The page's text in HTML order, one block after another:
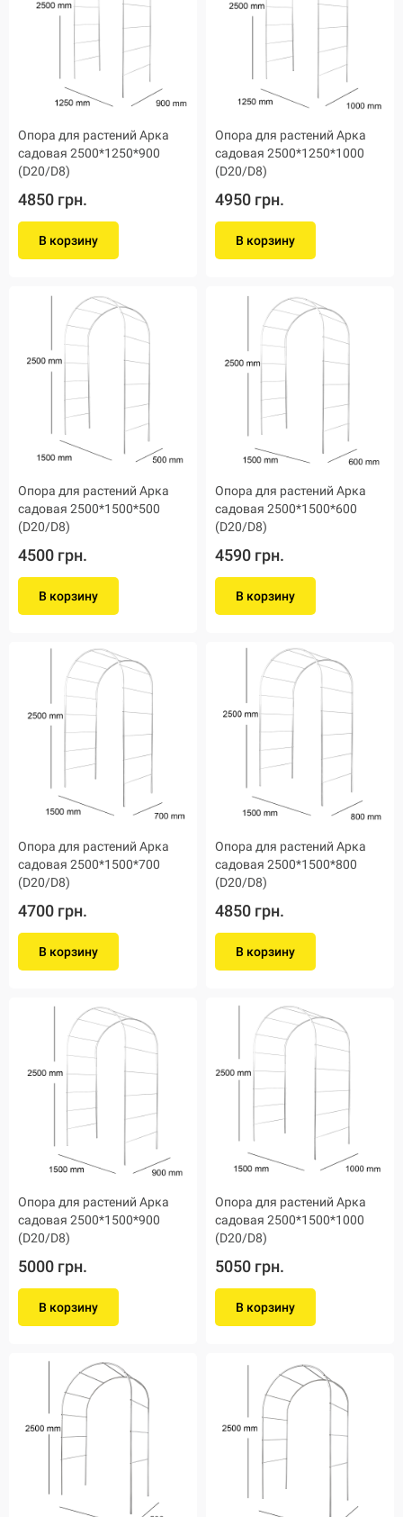
Опора для растений Арка
садовая 2500*1250*900
(D20/D8)
4850 грн.
В корзину
Опора для растений Арка
садовая 2500*1250*1000
(D20/D8)
4950 грн.
В корзину
Опора для растений Арка
садовая 2500*1500*500
(D20/D8)
4500 грн.
В корзину
Опора для растений Арка
садовая 2500*1500*600
(D20/D8)
4590 грн.
В корзину
Опора для растений Арка
садовая 2500*1500*700
(D20/D8)
4700 грн.
В корзину
Опора для растений Арка
садовая 2500*1500*800
(D20/D8)
4850 грн.
В корзину
Опора для растений Арка
садовая 2500*1500*900
(D20/D8)
5000 грн.
В корзину
Опора для растений Арка
садовая 2500*1500*1000
(D20/D8)
5050 грн.
В корзину